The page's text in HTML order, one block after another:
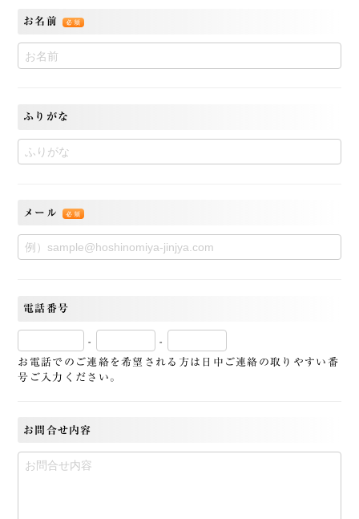
お名前 必須
ふりがな
メール 必須
電話番号
- -
お電話でのご連絡を希望される方は日中ご連絡の取りやすい番
号ご入力ください。
お問合せ内容